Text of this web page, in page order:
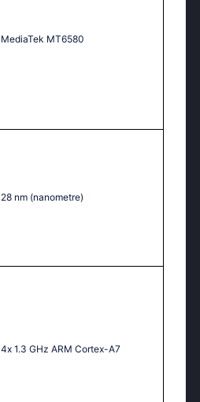
МеdiаТеk МТ6580
28 nm (nanometre)
4х 1.3 GНz АRМ Соrtех-А7